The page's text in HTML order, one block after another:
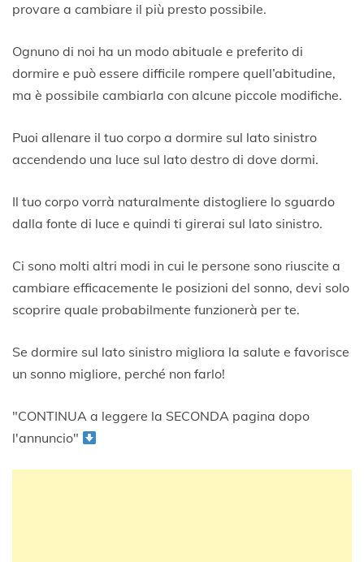
provare a cambiare il più presto possibile.
Ognuno di noi ha un modo abituale e preferito di
dormire e può essere difficile rompere quell’abitudine,
ma è possibile cambiarla con alcune piccole modifiche.
Puoi allenare il tuo corpo a dormire sul lato sinistro
accendendo una luce sul lato destro di dove dormi.
Il tuo corpo vorrà naturalmente distogliere lo sguardo
dalla fonte di luce e quindi ti girerai sul lato sinistro.
Ci sono molti altri modi in cui le persone sono riuscite a
cambiare efficacemente le posizioni del sonno, devi solo
scoprire quale probabilmente funzionerà per te.
Se dormire sul lato sinistro migliora la salute e favorisce
un sonno migliore, perché non farlo!
"CONTINUA a leggere la SECONDA pagina dopo
l'annuncio"